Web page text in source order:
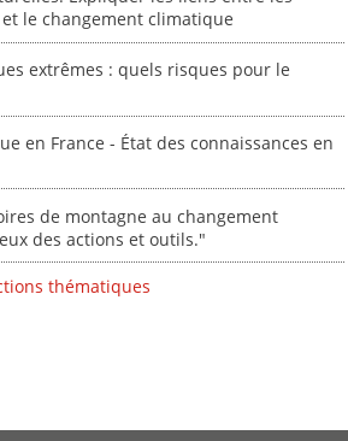
le changement climatique
extrêmes : quels risques pour le
en France - État des connaissances en
de montagne au changement
des actions et outils."
thématiques